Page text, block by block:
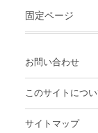
固定ページ
お問い合わせ
このサイトにつ
サイトマップ